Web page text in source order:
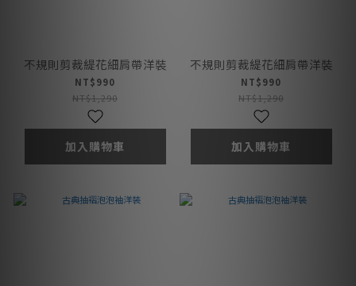
不規則剪裁緹花細肩帶洋裝
NT$990
NT$1,290
加入購物車
不規則剪裁緹花細肩帶洋裝
NT$990
NT$1,290
加入購物車